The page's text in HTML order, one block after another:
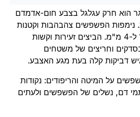
הוא חרק עגלגל בצבע חום-אדמדם
של כ-5 מ"מ. נימפות הפשפשים צהבהבות וקטנות
יותר, אורכן נע בין 1 ל-4 מ"מ. הביצים זעירות וקשות
בסדקים וחריצים של משטחים
דביקות קלה בעת מגע האצבע.
על המיטה והריפודים: נקודות
דם, נשלים של הפשפשים ולעתים